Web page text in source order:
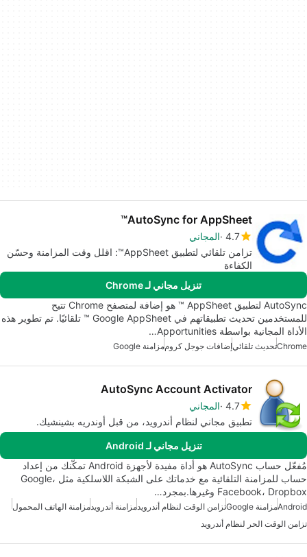
AutoSync for AppSheet™
4.7 المجاني
تزامن تلقائي لتطبيق AppSheet™: اقلل وقت المزامنة وحسّن
الكفاءة
تنزيل مجاني لـ Chrome
AutoSync لتطبيق AppSheet ™ هو إضافة لمتصفح Chrome تتيح
للمستخدمين تحديث تطبيقاتهم في Google AppSheet ™ تلقائيًا. تم تطوير هذه
الأداة المجانية بواسطة Apportunities…
Chromeتحديث تلقائيإضافات جوجل كروممزامنة Google
AutoSync Account Activator
4.7 المجاني
تطبيق مجاني لنظام أندرويد، من قبل أوندريه بشينشيك.
تنزيل مجاني لـ Android
مُفعّل حساب AutoSync هو أداة مفيدة لأجهزة Android تمكّنك من إعداد
حساب للمزامنة التلقائية مع خدماتك على الشبكة اللاسلكية مثل Google،
Facebook، Dropbox وغيرها.بمجرد…
Androidمزامنة Google تزامن الوقت لنظام أندرويدمزامنة أندرويدمزامنة الهاتف المحمول
تزامن الوقت الحر لنظام أندرويد